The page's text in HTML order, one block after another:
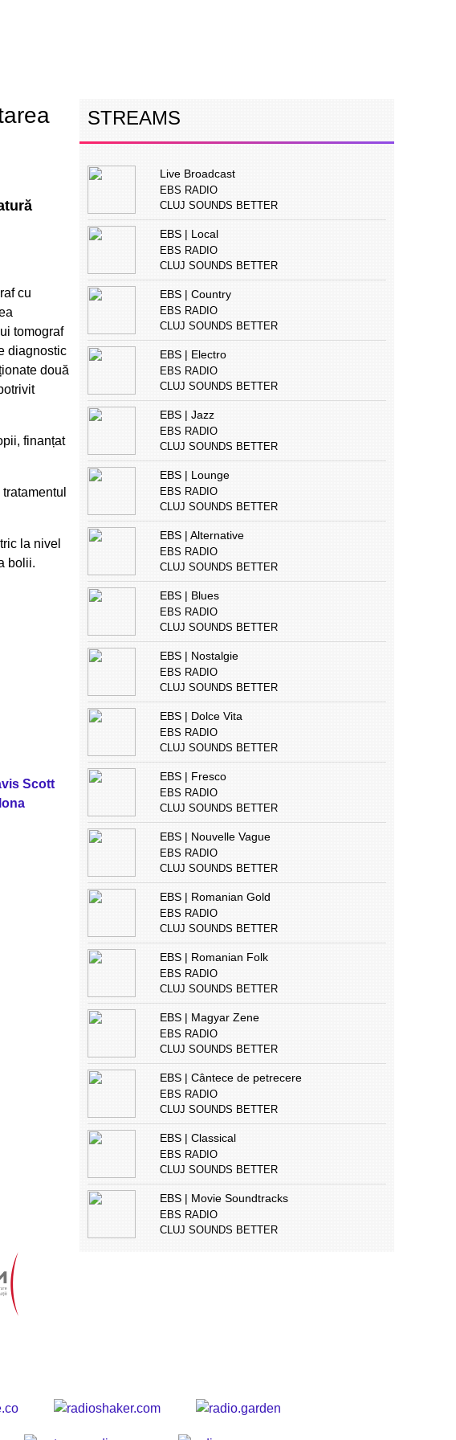
cu
tomograf
diagnostic
două
finanțat
la nivel
bolii.
Scott
STREAMS
Live Broadcast
EBS RADIO
CLUJ SOUNDS BETTER
EBS | Local
EBS RADIO
CLUJ SOUNDS BETTER
EBS | Country
EBS RADIO
CLUJ SOUNDS BETTER
EBS | Electro
EBS RADIO
CLUJ SOUNDS BETTER
EBS | Jazz
EBS RADIO
CLUJ SOUNDS BETTER
EBS | Lounge
EBS RADIO
CLUJ SOUNDS BETTER
EBS | Alternative
EBS RADIO
CLUJ SOUNDS BETTER
EBS | Blues
EBS RADIO
CLUJ SOUNDS BETTER
EBS | Nostalgie
EBS RADIO
CLUJ SOUNDS BETTER
EBS | Dolce Vita
EBS RADIO
CLUJ SOUNDS BETTER
EBS | Fresco
EBS RADIO
CLUJ SOUNDS BETTER
EBS | Nouvelle Vague
EBS RADIO
CLUJ SOUNDS BETTER
EBS | Romanian Gold
EBS RADIO
CLUJ SOUNDS BETTER
EBS | Romanian Folk
EBS RADIO
CLUJ SOUNDS BETTER
EBS | Magyar Zene
EBS RADIO
CLUJ SOUNDS BETTER
EBS | Cântece de petrecere
EBS RADIO
CLUJ SOUNDS BETTER
EBS | Classical
EBS RADIO
CLUJ SOUNDS BETTER
EBS | Movie Soundtracks
EBS RADIO
CLUJ SOUNDS BETTER